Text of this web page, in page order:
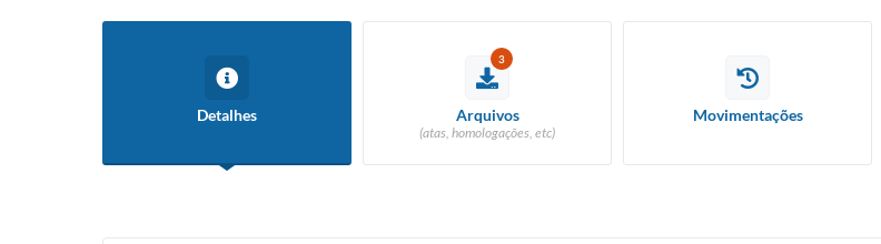
Detalhes
3
Arquivos
(atas, homologações, etc)
Movimentações